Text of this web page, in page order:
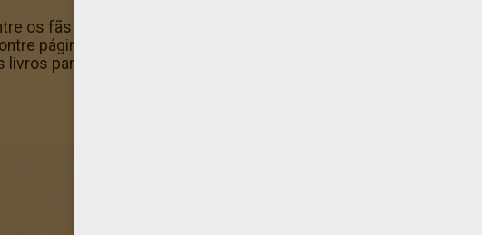
os fãs do Hellokids. Novas páginas para colorir são adicionadas
páginas para colorir gratuitas, colora cartazes e imagens no
para colorir gratuitamente, e envie-os para os seus amigos!